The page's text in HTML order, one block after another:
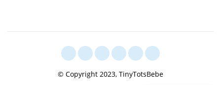
© Copyright 2023, TinyTotsBebe